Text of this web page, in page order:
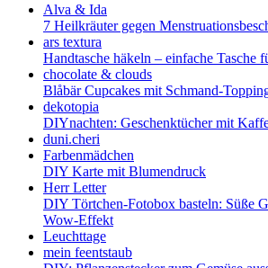
Alva & Ida
7 Heilkräuter gegen
ars textura
Handtasche häkeln – einfache Tasche
chocolate & clouds
Blåbär Cupcakes mit Schmand-
dekotopia
DIYnachten: Geschenktücher mit
duni.cheri
Farbenmädchen
DIY Karte mit Blumendruck
Herr Letter
DIY Törtchen-Fotobox basteln: Süße
Wow-Effekt
Leuchttage
mein feentstaub